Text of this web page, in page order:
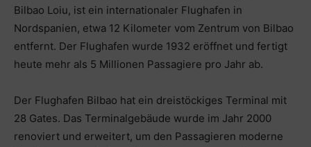
Bilbao Loiu, ist ein internationaler Flughafen in
Nordspanien, etwa 12 Kilometer vom Zentrum von Bilbao
entfernt. Der Flughafen wurde 1932 eröffnet und fertigt
heute mehr als 5 Millionen Passagiere pro Jahr ab.
Der Flughafen Bilbao hat ein dreistöckiges Terminal mit
28 Gates. Das Terminalgebäude wurde im Jahr 2000
renoviert und erweitert, um den Passagieren moderne